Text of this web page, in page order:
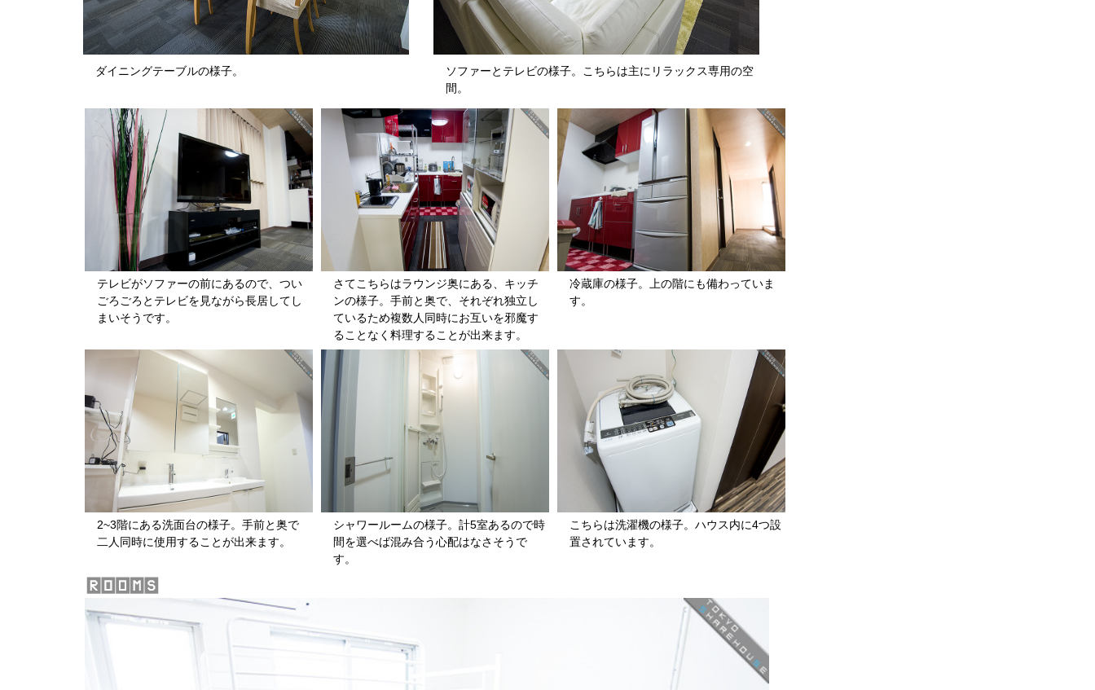
ダイニングテーブルの様子。
ソファーとテレビの様子。こちらは主にリラックス専用の空
間。
テレビがソファーの前にあるので、つい
ごろごろとテレビを見ながら長居してし
まいそうです。
さてこちらはラウンジ奥にある、キッチ
ンの様子。手前と奥で、それぞれ独立し
ているため複数人同時にお互いを邪魔す
ることなく料理することが出来ます。
冷蔵庫の様子。上の階にも備わっていま
す。
2~3階にある洗面台の様子。手前と奥で
二人同時に使用することが出来ます。
シャワールームの様子。計5室あるので時
間を選べば混み合う心配はなさそうで
す。
こちらは洗濯機の様子。ハウス内に4つ設
置されています。